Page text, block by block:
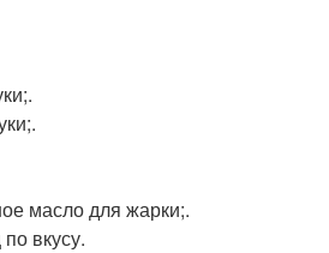
масло для жарки;.
вкусу.